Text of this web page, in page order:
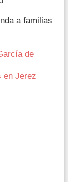
a familias
de
en Jerez